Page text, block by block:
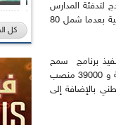
ايضا 15 مليار دج لصيانة وحراسة المؤسسات التعليمية و 6ر2 مليار دج لتدفئة المدارس
الابتدائية و25 مليار دج للنقل المدرسي فيما يتواصل برنامج تعميم تزويد المدارس الابتدائية بالطاقة الشمسية بعدما شمل 80
برنامج سمح
بتوظيف 45000 مؤطر للمدارس الابتدائية و المطاعم المدرسية منها 14000 منصب خاص بالولايات الحدودية و 39000 منصب
ولايات الوطني بالإضافة إلى
كل